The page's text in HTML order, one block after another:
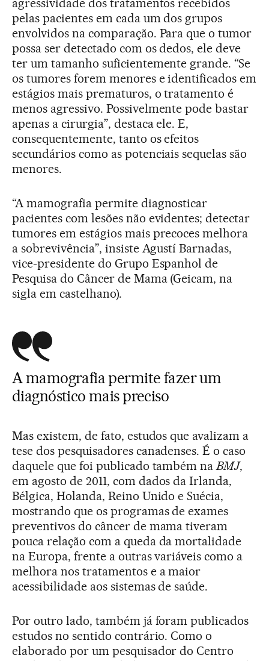
agressividade dos tratamentos recebidos
pelas pacientes em cada um dos grupos
envolvidos na comparação. Para que o tumor
possa ser detectado com os dedos, ele deve
ter um tamanho suficientemente grande. “Se
os tumores forem menores e identificados em
estágios mais prematuros, o tratamento é
menos agressivo. Possivelmente pode bastar
apenas a cirurgia”, destaca ele. E,
consequentemente, tanto os efeitos
secundários como as potenciais sequelas são
menores.
“A mamografia permite diagnosticar
pacientes com lesões não evidentes; detectar
tumores em estágios mais precoces melhora
a sobrevivência”, insiste Agustí Barnadas,
vice-presidente do Grupo Espanhol de
Pesquisa do Câncer de Mama (Geicam, na
sigla em castelhano).
A mamografia permite fazer um
diagnóstico mais preciso
Mas existem, de fato, estudos que avalizam a
tese dos pesquisadores canadenses. É o caso
daquele que foi publicado também naBMJ,
em agosto de 2011, com dados da Irlanda,
Bélgica, Holanda, Reino Unido e Suécia,
mostrando que os programas de exames
preventivos do câncer de mama tiveram
pouca relação com a queda da mortalidade
na Europa, frente a outras variáveis como a
melhora nos tratamentos e a maior
acessibilidade aos sistemas de saúde.
Por outro lado, também já foram publicados
estudos no sentido contrário. Como o
elaborado por um pesquisador do Centro